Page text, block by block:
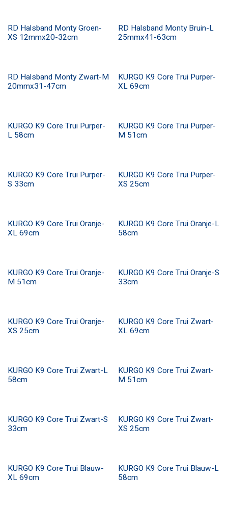
RD Halsband Monty Groen-
XS 12mmx20-32cm
RD Halsband Monty Bruin-L
25mmx41-63cm
RD Halsband Monty Zwart-M
20mmx31-47cm
KURGO K9 Core Trui Purper-
XL 69cm
KURGO K9 Core Trui Purper-
L 58cm
KURGO K9 Core Trui Purper-
M 51cm
KURGO K9 Core Trui Purper-
S 33cm
KURGO K9 Core Trui Purper-
XS 25cm
KURGO K9 Core Trui Oranje-
XL 69cm
KURGO K9 Core Trui Oranje-L
58cm
KURGO K9 Core Trui Oranje-
M 51cm
KURGO K9 Core Trui Oranje-S
33cm
KURGO K9 Core Trui Oranje-
XS 25cm
KURGO K9 Core Trui Zwart-
XL 69cm
KURGO K9 Core Trui Zwart-L
58cm
KURGO K9 Core Trui Zwart-
M 51cm
KURGO K9 Core Trui Zwart-S
33cm
KURGO K9 Core Trui Zwart-
XS 25cm
KURGO K9 Core Trui Blauw-
XL 69cm
KURGO K9 Core Trui Blauw-L
58cm